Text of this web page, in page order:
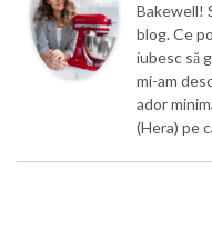
Bakewell!
blog. Ce
iubesc să
mi-am
ador
(Hera) pe